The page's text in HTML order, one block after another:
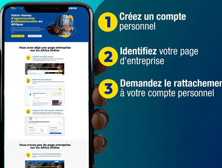
du projet « Ma Voix Compte ». Une
Tindo, président national du ROJEDCOD. Lui qui aura
pour la cause pour des missions nobles :
du droit de vote; la protection des infrastructures